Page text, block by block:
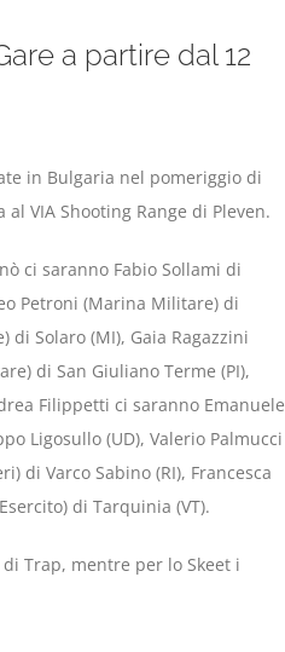
a partire dal 12
in Bulgaria nel pomeriggio di
VIA Shooting Range di Pleven.
ci saranno Fabio Sollami di
Petroni (Marina Militare) di
di Solaro (MI), Gaia Ragazzini
di San Giuliano Terme (PI),
Filippetti ci saranno Emanuele
Ligosullo (UD), Valerio Palmucci
di Varco Sabino (RI), Francesca
di Tarquinia (VT).
Trap, mentre per lo Skeet i